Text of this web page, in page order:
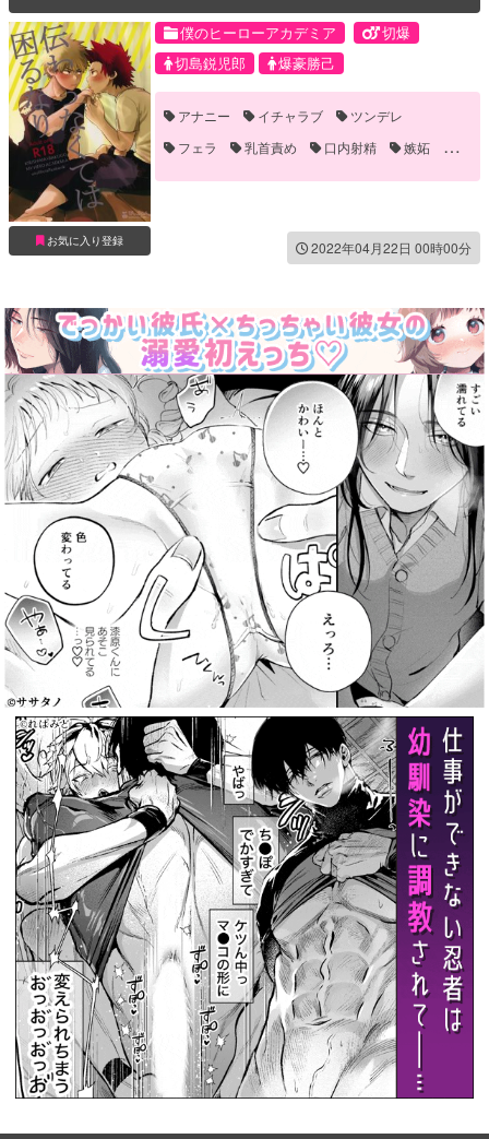
お気に入り登録
僕のヒーローアカデミア
切爆
切島鋭児郎
爆豪勝己
アナニー イチャラブ
ツンデレ
フェラ
乳首責め 口内射精
嫉妬
襲い受け
2022年04月22日 00時00分